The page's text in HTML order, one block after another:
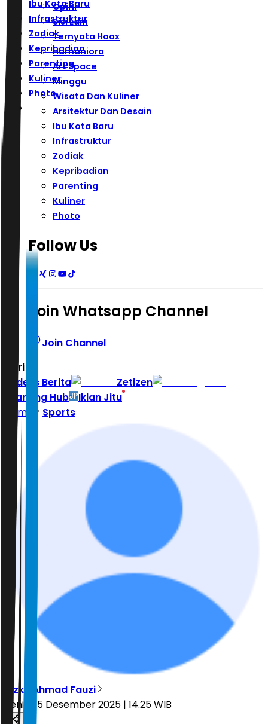
Ibu Kota Baru
Infrastruktur
Zodiak
Kepribadian
Parenting
Kuliner
Photo
Opini
Sisi Lain
Ternyata Hoax
Humaniora
Art Space
Minggu
Wisata Dan Kuliner
Arsitektur Dan Desain
Ibu Kota Baru
Infrastruktur
Zodiak
Kepribadian
Parenting
Kuliner
Photo
Follow Us
Join Whatsapp Channel
Join Channel
Hari ini
Indeks Berita
Zetizen
Learning Hub
Iklan Jitu
Home
Sports
Rizky Ahmad Fauzi
Senin, 15 Desember 2025 | 14.25 WIB